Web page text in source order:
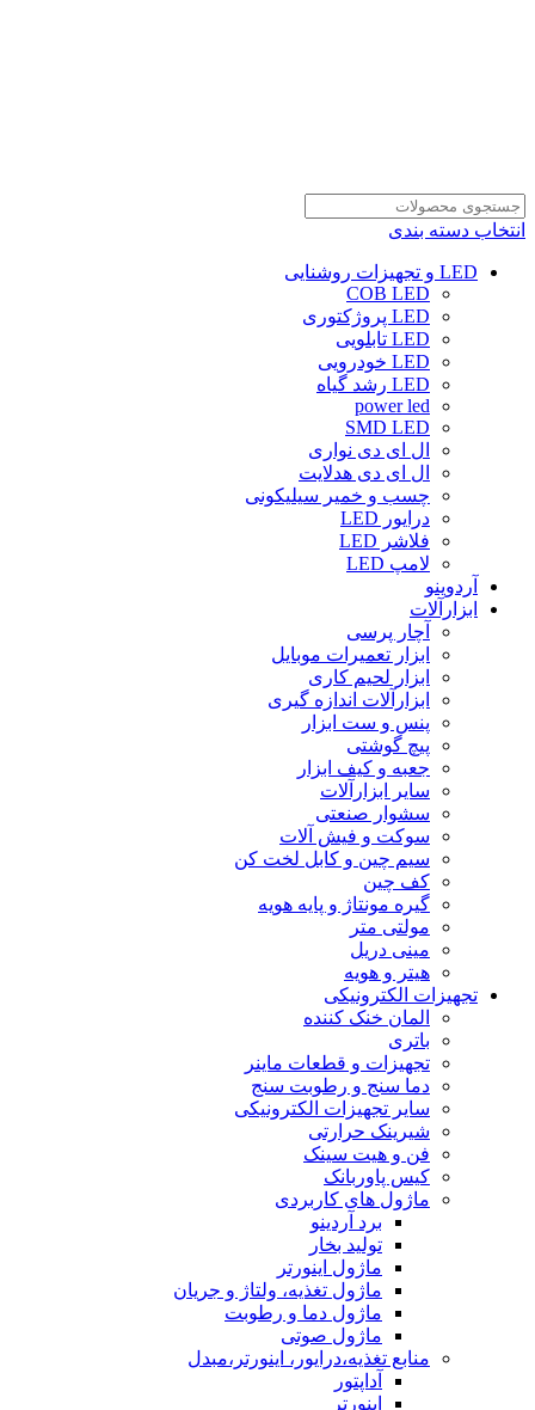
انتخاب دسته بندی
LED و تجهیزات روشنایی
COB LED
LED پروژکتوری
LED تابلویی
LED خودرویی
LED رشد گیاه
power led
SMD LED
ال ای دی نواری
ال ای دی هدلایت
چسب و خمیر سیلیکونی
درایور LED
فلاشر LED
لامپ LED
آردوینو
ابزارآلات
آچار پرسی
ابزار تعمیرات موبایل
ابزار لحیم کاری
ابزارآلات اندازه گیری
پنس و ست ابزار
پیچ گوشتی
جعبه و کیف ابزار
سایر ابزارآلات
سشوار صنعتی
سوکت و فیش آلات
سیم چین و کابل لخت کن
کف چین
گیره مونتاژ و پایه هویه
مولتی متر
مینی دریل
هیتر و هویه
تجهیزات الکترونیکی
المان خنک کننده
باتری
تجهیزات و قطعات ماینر
دما سنج و رطوبت سنج
سایر تجهیزات الکترونیکی
شیرینک حرارتی
فن و هیت سینک
کیس پاوربانک
ماژول های کاربردی
برد آردینو
تولید بخار
ماژول اینورتر
ماژول تغذیه، ولتاژ و جریان
ماژول دما و رطوبت
ماژول صوتی
منابع تغذیه،درایور، اینورتر،مبدل
آداپتور
اینورتر